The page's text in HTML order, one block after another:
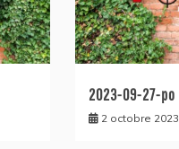
2023-09-27-po
2 octobre 2023